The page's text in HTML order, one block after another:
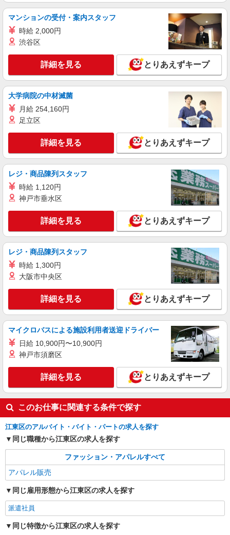
なる場合があります
キープ 詳細を見る
アルバイト パート
GORGE
［アルバイト・パート］時給1,250円〜 ※経
験・スキルに応じて昇給有 ※別途会社規定により
東京都江東区新砂3-4-31 南砂町ショッピング
詳細を見る
パート
UNDER ARMOUR BRAND HOUSE
販売スタッフ
［アルバイト・パート］時給1,300円〜1,350円
時給1,300円〜 ※フルタイム勤務できる方、時給
じて支給！
ダイバーシティ東京プラザ 東京都江東区青海
1-1-10 ダイバーシティ東京プラザ
キープ 詳細を見る
アルバイト
CHARLES ＆ KEITH
［アルバイト・パート］時給1,300円
ダイバーシティ東京プラザ 東京都江東区青海
キープ 詳細を見る
マンションの受付・案内スタッフ
時給 2,000円
渋谷区
詳細を見る とりあえずキープ
大学病院の中材滅菌
月給 254,160円
足立区
詳細を見る とりあえずキープ
レジ・商品陳列スタッフ
時給 1,120円
神戸市垂水区
詳細を見る とりあえずキープ
レジ・商品陳列スタッフ
時給 1,300円
大阪市中央区
詳細を見る とりあえずキープ
マイクロバスによる施設利用者送迎ドライバー
日給 10,900円〜10,900円
神戸市須磨区
詳細を見る とりあえずキープ
このお仕事に関連する条件で探す
江東区のアルバイト・バイト・パートの求人を探す
同じ職種から江東区の求人を探す
ファッション・アパレルすべて
アパレル販売
同じ雇用形態から江東区の求人を探す
派遣社員
同じ特徴から江東区の求人を探す